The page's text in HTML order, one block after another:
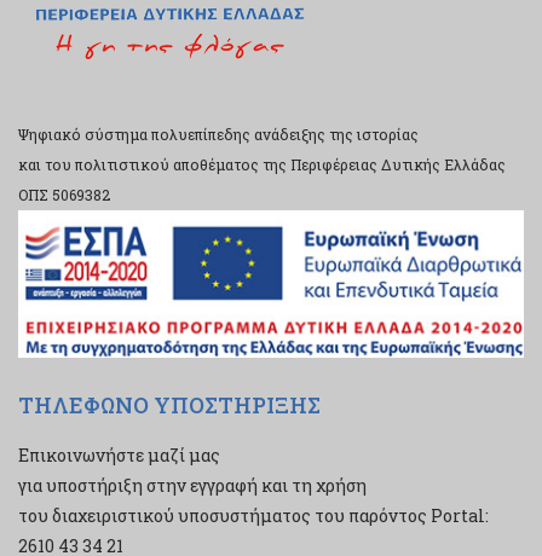
Ψηφιακό σύστημα πολυεπίπεδης ανάδειξης της ιστορίας
και του πολιτιστικού αποθέματος της Περιφέρειας Δυτικής Ελλάδας
ΟΠΣ 5069382
ΤΗΛΕΦΩΝΟ ΥΠΟΣΤΗΡΙΞΗΣ
Επικοινωνήστε μαζί μας
για υποστήριξη στην εγγραφή και τη χρήση
του διαχειριστικού υποσυστήματος του παρόντος Portal:
2610 43 34 21